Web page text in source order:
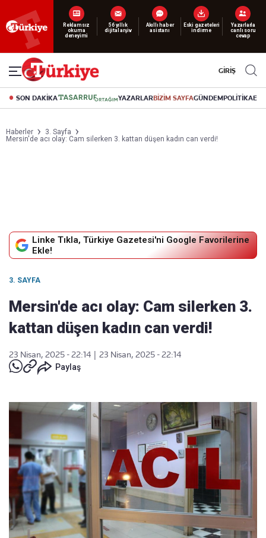
Yeni nesil dijital
abonelik 19 TL’den başlayan fiyatlarla.
GİRİŞ
SON DAKİKA YAZARLARBİZİM SAYFAGÜNDEMPOLİTİKA
Haberler
3. Sayfa
Mersin'de acı olay: Cam silerken 3. kattan düşen kadın can verdi!
Linke Tıkla, Türkiye Gazetesi'ni Google Favorilerine
Ekle!
3. SAYFA
Mersin'de acı olay: Cam silerken 3.
kattan düşen kadın can verdi!
23 Nisan, 2025 - 22:14
23 Nisan, 2025 - 22:14
Paylaş